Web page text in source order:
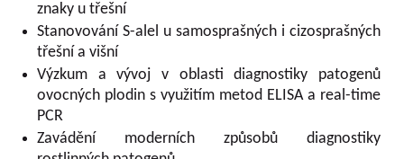
znaky u třešní
Stanovování S-alel u samosprašných i cizosprašných
třešní a višní
Výzkum a vývoj v oblasti diagnostiky patogenů
ovocných plodin s využitím metod ELISA a real-time
PCR
Zavádění moderních způsobů diagnostiky